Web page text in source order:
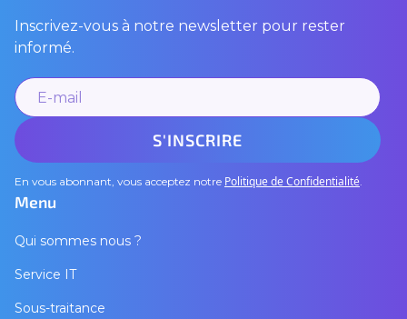
Inscrivez-vous à notre newsletter pour rester
informé.
En vous abonnant, vous acceptez notre Politique de Confidentialité.
Menu
Qui sommes nous ?
Service IT
Sous-traitance